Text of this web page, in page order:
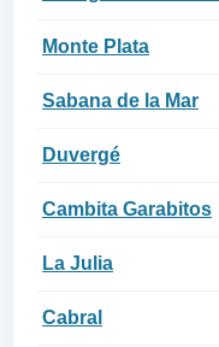
Monte Plata
Sabana de la Mar
Duvergé
Cambita Garabitos
La Julia
Cabral